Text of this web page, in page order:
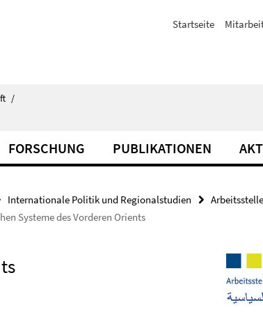
Startseite
/
FORSCHUNG PUBLIKATIONEN
Internationale Politik und Regionalstudien
Systeme des Vorderen Orients